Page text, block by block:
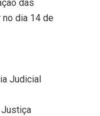
das
dia 14 de
Judicial